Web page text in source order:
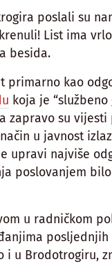
poslali su
List ima
besida.
primarno kao
koja je
zapravo su
u javnost
upravi najviše
poslovanjem
u radničkom
posljednjih
i u Brodotrogiru,